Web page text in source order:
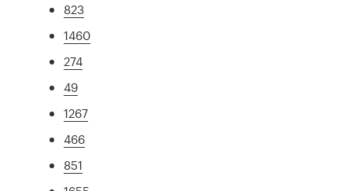
823
1460
274
49
1267
466
851